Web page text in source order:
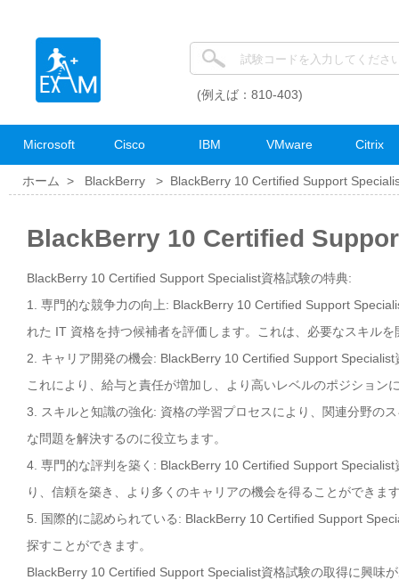
(例えば：810-403)
Microsoft Cisco IBM VMware Citrix
ホーム > BlackBerry > BlackBerry 10 Certified Support
BlackBerry 10 Certified
BlackBerry 10 Certified Support Specialist資格試験の特典:
1. 専門的な競争力の向上: BlackBerry 10 Certified Support
れた IT 資格を持つ候補者を評価します。これは、必要なスキル
2. キャリア開発の機会: BlackBerry 10 Certified Support
これにより、給与と責任が増加し、より高いレベルのポジション
3. スキルと知識の強化: 資格の学習プロセスにより、関連分野の
な問題を解決するのに役立ちます。
4. 専門的な評判を築く: BlackBerry 10 Certified Support
り、信頼を築き、より多くのキャリアの機会を得ることができま
5. 国際的に認められている: BlackBerry 10 Certified Support
探すことができます。
BlackBerry 10 Certified Support Specialist資格試験の取得に興味